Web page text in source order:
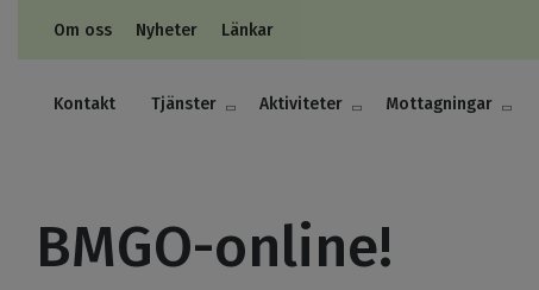
Om oss Nyheter Länkar
Kontakt Tjänster Aktiviteter Mottagningar
BMGO-online!